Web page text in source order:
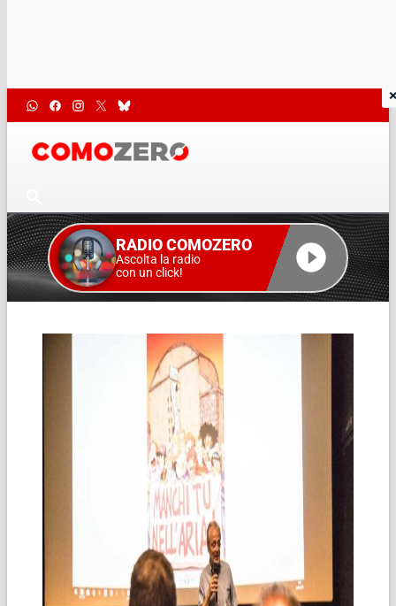
RADIO COMOZERO
Ascolta la radio
con un click!